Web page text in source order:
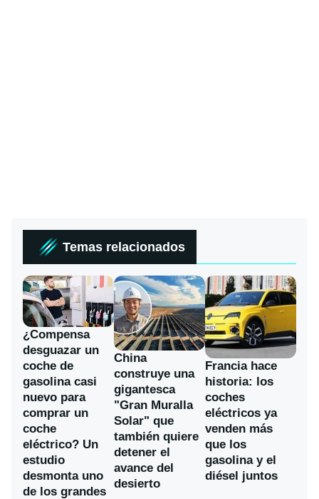
Temas relacionados
¿Compensa
desguazar un
coche de
gasolina casi
nuevo para
comprar un
coche
eléctrico? Un
estudio
desmonta uno
de los grandes
China
construye una
gigantesca
"Gran Muralla
Solar" que
también quiere
detener el
avance del
desierto
Francia hace
historia: los
coches
eléctricos ya
venden más
que los
gasolina y el
diésel juntos